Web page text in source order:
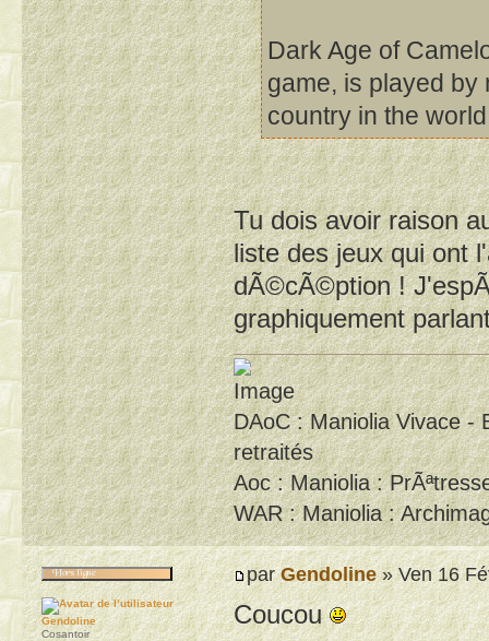
Dark Age of
game, is played
country in the
Tu dois avoir raison
liste des jeux qui ont
dÃ©cÃ©ption !
graphiquement
DAoC : Maniolia Vivace -
retraités
Aoc : Maniolia :
WAR : Maniolia :
parGendoline» Ven 16
Coucou
Gendoline
Cosantoir